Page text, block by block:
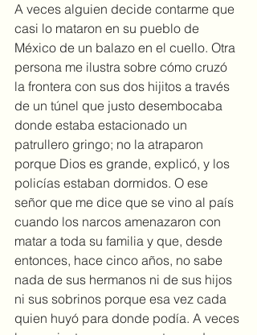
A veces alguien decide contarme que
casi lo mataron en su pueblo de
México de un balazo en el cuello. Otra
persona me ilustra sobre cómo cruzó
la frontera con sus dos hijitos a través
de un túnel que justo desembocaba
donde estaba estacionado un
patrullero gringo; no la atraparon
porque Dios es grande, explicó, y los
policías estaban dormidos. O ese
señor que me dice que se vino al país
cuando los narcos amenazaron con
matar a toda su familia y que, desde
entonces, hace cinco años, no sabe
nada de sus hermanos ni de sus hijos
ni sus sobrinos porque esa vez cada
quien huyó para donde podía. A veces